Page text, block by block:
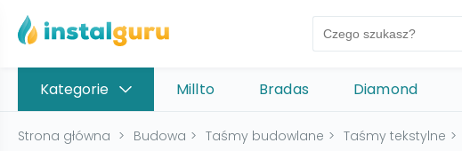
Kategorie Millto Bradas Diamond
Strona główna > Budowa > Taśmy budowlane > Taśmy tekstylne >